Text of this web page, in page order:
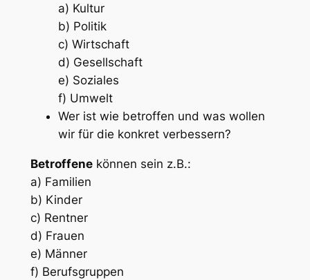
a) Kultur
b) Politik
c) Wirtschaft
d) Gesellschaft
e) Soziales
f) Umwelt
Wer ist wie betroffen und was wollen
wir für die konkret verbessern?
Betroffenekönnen sein z.B.:
a) Familien
b) Kinder
c) Rentner
d) Frauen
e) Männer
f) Berufsgruppen